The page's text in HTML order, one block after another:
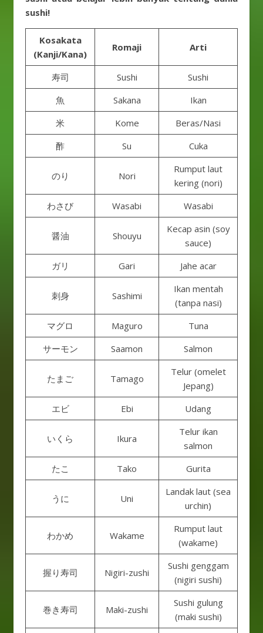
sushi!
Kosakata
(Kanji/Kana)
Romaji Arti
寿司 Sushi
Sushi
魚
Sakana
Ikan
米
Kome
Beras/Nasi
酢
Su Cuka
のり Nori
Rumput laut
kering (nori)
わさび
Wasabi Wasabi
醤油 Shouyu
Kecap asin (soy
sauce)
ガリ
Gari Jahe acar
刺身 Sashimi
Ikan mentah
(tanpa nasi)
マグロ
Maguro
Tuna
サーモン
Saamon Salmon
たまご Tamago
Telur (omelet
Jepang)
エビ
Ebi Udang
いくら Ikura
Telur ikan
salmon
たこ
Tako Gurita
うに Uni
Landak laut (sea
urchin)
わかめ Wakame
Rumput laut
(wakame)
握り寿司 Nigiri-zushi
Sushi genggam
(nigiri sushi)
巻き寿司 Maki-zushi
Sushi gulung
(maki sushi)